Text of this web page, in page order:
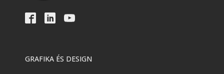
GRAFIKA ÉS DESIGN